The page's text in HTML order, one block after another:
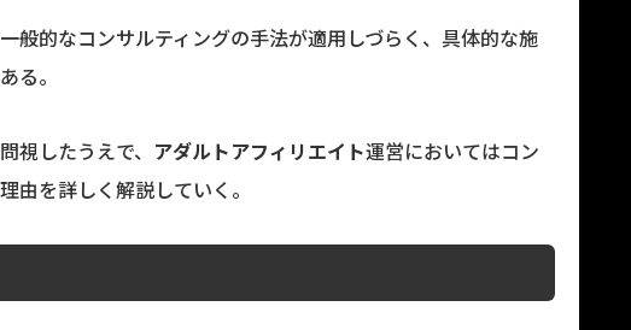
般的なコンサルティングの手法が適用しづらく、具体的な施
る。
視したうえで、 アダルトアフィリエイト運営においてはコン
由を詳しく解説していく。